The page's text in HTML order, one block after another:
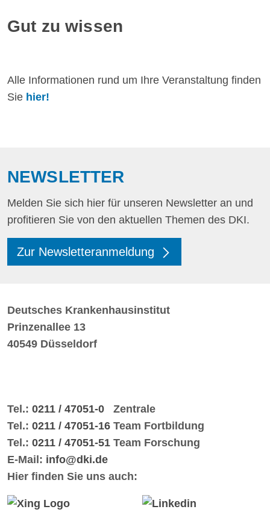
Gut zu wissen
Alle Informationen rund um Ihre Veranstaltung finden
Sie hier!
NEWSLETTER
Melden Sie sich hier für unseren Newsletter an und
profitieren Sie von den aktuellen Themen des DKI.
Zur Newsletteranmeldung
Deutsches Krankenhausinstitut
Prinzenallee 13
40549 Düsseldorf
Tel.: 0211 / 47051-0 Zentrale
Tel.: 0211 / 47051-16 Team Fortbildung
Tel.: 0211 / 47051-51 Team Forschung
E-Mail: info@dki.de
Hier finden Sie uns auch: